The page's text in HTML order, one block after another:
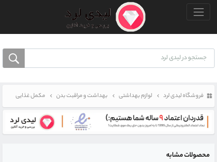
منو بالا
فروشگاه لیدی لرد لوازم بهداشتی بهداشت و مراقبت بدن مکمل غذایی
محصولات مشابه